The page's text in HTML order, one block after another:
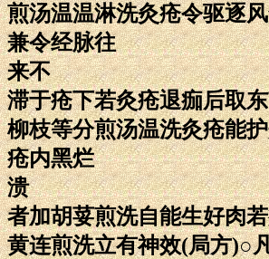
煎汤温温淋洗灸疮令驱逐
兼令经脉往
来不
滞于疮下若灸疮退痂后取
柳枝等分煎汤温洗灸疮能
疮内黑烂
溃
者加胡荽煎洗自能生好肉
黄连煎洗立有神效(局方)○